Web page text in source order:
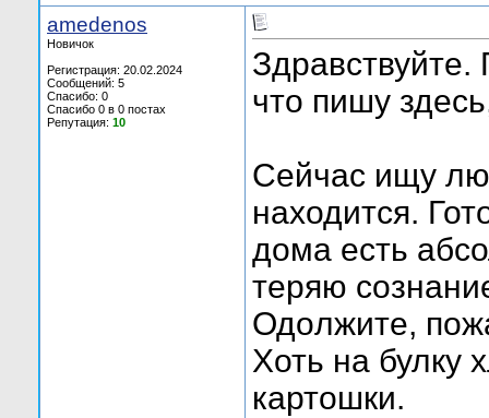
amedenos
Новичок
Регистрация: 20.02.2024
Сообщений: 5
Спасибо: 0
Спасибо 0 в 0 постах
Репутация: 10
что пишу
Сейчас ищу
находится.
дома есть
теряю
Одoлжите,
Хоть на булку
картошки.